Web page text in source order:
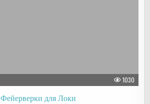
1030
Фейерверки для Локи